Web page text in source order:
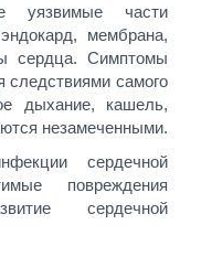
уязвимые части
мембрана,
сердца. Симптомы
следствиями самого
дыхание, кашель,
незамеченными.
сердечной
повреждения
сердечной